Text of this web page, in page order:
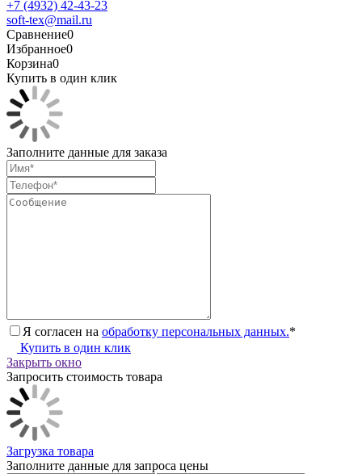
+7 (4932) 42-43-23
soft-tex@mail.ru
Сравнение0
Избранное0
Корзина0
Купить в один клик
Заполните данные для заказа
Я согласен на обработку персональных данных.*
Купить в один клик
Закрыть окно
Запросить стоимость товара
Загрузка товара
Заполните данные для запроса цены